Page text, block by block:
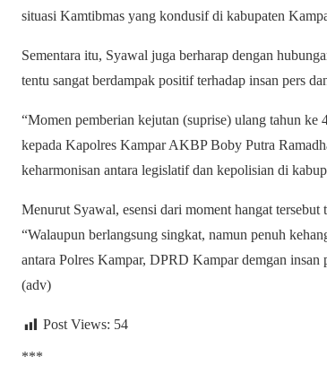
situasi Kamtibmas yang kondusif di kabupaten
Sementara itu, Syawal juga berharap dengan
tentu sangat berdampak positif terhadap insan pers
“Momen pemberian kejutan (suprise) ulang tahun
kepada Kapolres Kampar AKBP Boby Putra
keharmonisan antara legislatif dan kepolisian di
Menurut Syawal, esensi dari moment hangat
“Walaupun berlangsung singkat, namun penuh
antara Polres Kampar, DPRD Kampar demgan
(adv)
Post Views: 54
***